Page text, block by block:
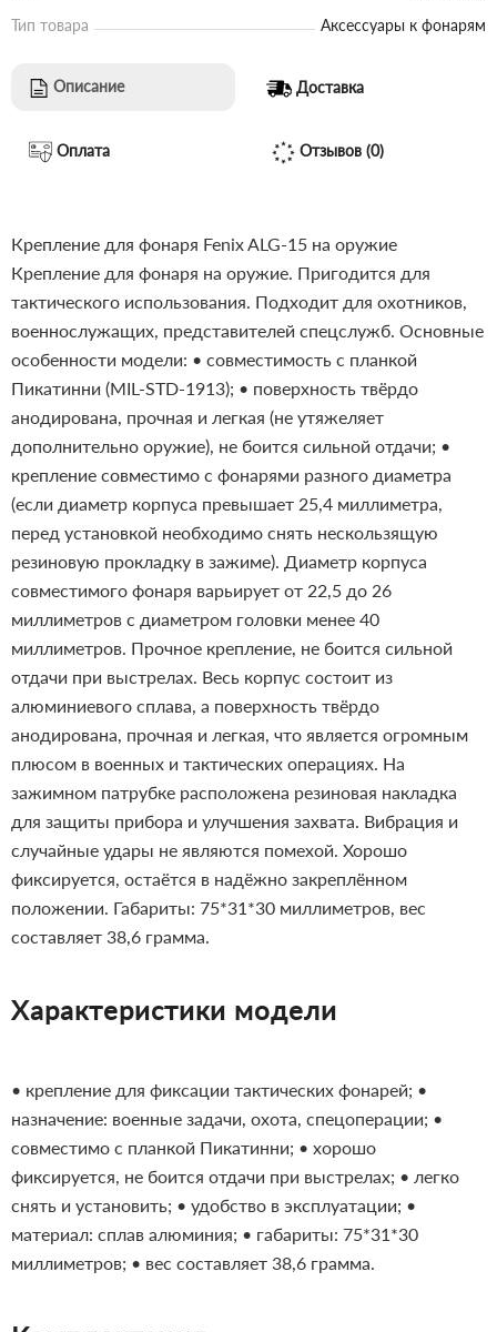
Тип товара
Аксессуары к фонарям
Описание Доставка
Оплата Отзывов (0)
Крепление для фонаря Fenix ALG-15 на оружие
Крепление для фонаря на оружие. Пригодится для
тактического использования. Подходит для охотников,
военнослужащих, представителей спецслужб. Основные
особенности модели: • совместимость с планкой
Пикатинни (MIL-STD-1913); • поверхность твёрдо
анодирована, прочная и легкая (не утяжеляет
дополнительно оружие), не боится сильной отдачи; •
крепление совместимо с фонарями разного диаметра
(если диаметр корпуса превышает 25,4 миллиметра,
перед установкой необходимо снять нескользящую
резиновую прокладку в зажиме). Диаметр корпуса
совместимого фонаря варьирует от 22,5 до 26
миллиметров с диаметром головки менее 40
миллиметров. Прочное крепление, не боится сильной
отдачи при выстрелах. Весь корпус состоит из
алюминиевого сплава, а поверхность твёрдо
анодирована, прочная и легкая, что является огромным
плюсом в военных и тактических операциях. На
зажимном патрубке расположена резиновая накладка
для защиты прибора и улучшения захвата. Вибрация и
случайные удары не являются помехой. Хорошо
фиксируется, остаётся в надёжно закреплённом
положении. Габариты: 75*31*30 миллиметров, вес
составляет 38,6 грамма.
Характеристики модели
• крепление для фиксации тактических фонарей; •
назначение: военные задачи, охота, спецоперации; •
совместимо с планкой Пикатинни; • хорошо
фиксируется, не боится отдачи при выстрелах; • легко
снять и установить; • удобство в эксплуатации; •
материал: сплав алюминия; • габариты: 75*31*30
миллиметров; • вес составляет 38,6 грамма.